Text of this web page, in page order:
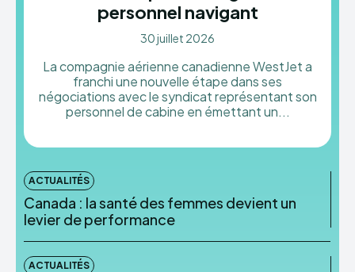
personnel navigant
30 juillet 2026
La compagnie aérienne canadienne WestJet a
franchi une nouvelle étape dans ses
négociations avec le syndicat représentant son
personnel de cabine en émettant un...
ACTUALITÉS
Canada : la santé des femmes devient un
levier de performance
ACTUALITÉS